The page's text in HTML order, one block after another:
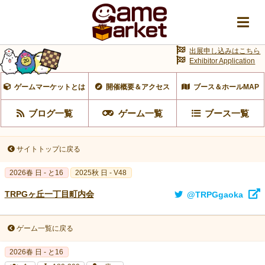
ゲームマーケットとは 開催概要＆アクセス ブース＆ホールMAP
ブログ一覧 ゲーム一覧 ブース一覧
出展申し込みはこちら
Exhibitor Application
サイトトップに戻る
2026春 日 - と16 2025秋 日 - V48
TRPGヶ丘一丁目町内会 @TRPGgaoka
ゲーム一覧に戻る
2026春 日 - と16